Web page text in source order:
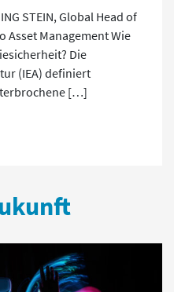
STEIN, Global Head of
Asset Management Wie
Die
(IEA) definiert
[…]